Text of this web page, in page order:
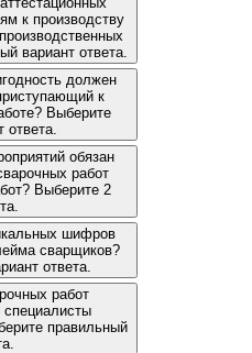
к производству
вариант ответа.
должен
к
Выберите
ответа.
обязан
работ
Выберите 2
шифров
сварщиков?
ответа.
работ
правильный